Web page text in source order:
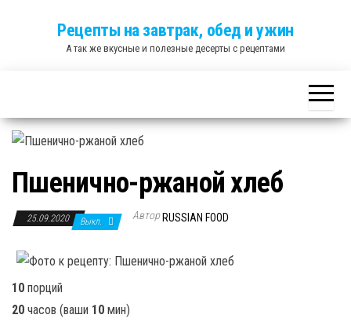
Рецепты на завтрак, обед и ужин
А так же вкусные и полезные десерты с рецептами
Пшенично-ржаной хлеб
25.09.2020 Выкл. Автор RUSSIAN FOOD
10 порций
20 часов (ваши 10 мин)